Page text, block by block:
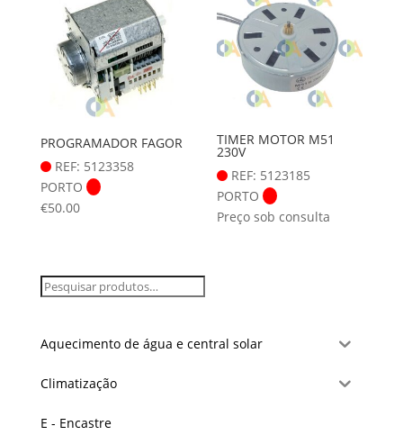
PROGRAMADOR FAGOR
REF: 5123358
PORTO
€50.00
TIMER MOTOR M51
230V
REF: 5123185
PORTO
Preço sob consulta
Aquecimento de água e central solar
Climatização
E - Encastre